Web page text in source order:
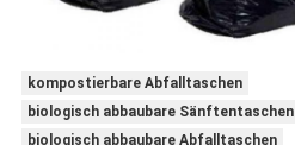
kompostierbare Abfalltaschen
biologisch abbaubare Sänftentaschen
biologisch abbaubare Abfalltaschen